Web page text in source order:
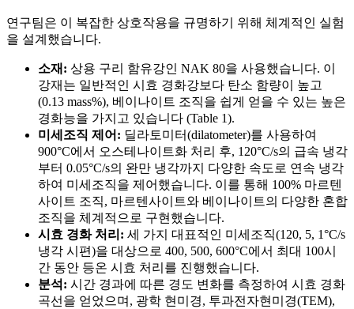
연구팀은 이 복잡한 상호작용을 규명하기 위해 체계적인 실험
을 설계했습니다.
소재: 상용 구리 함유강인 NAK 80을 사용했습니다. 이
강재는 일반적인 시효 경화강보다 탄소 함량이 높고
(0.13 mass%), 베이나이트 조직을 쉽게 얻을 수 있는 높은
경화능을 가지고 있습니다 (Table 1).
미세조직 제어: 딜라토미터(dilatometer)를 사용하여
900°C에서 오스테나이트화 처리 후, 120°C/s의 급속 냉각
부터 0.05°C/s의 완만 냉각까지 다양한 속도로 연속 냉각
하여 미세조직을 제어했습니다. 이를 통해 100% 마르텐
사이트 조직, 마르텐사이트와 베이나이트의 다양한 혼합
조직을 체계적으로 구현했습니다.
시효 경화 처리: 세 가지 대표적인 미세조직(120, 5, 1°C/s
냉각 시편)을 대상으로 400, 500, 600°C에서 최대 100시
간 동안 등온 시효 처리를 진행했습니다.
분석: 시간 경과에 따른 경도 변화를 측정하여 시효 경화
곡선을 얻었으며, 광학 현미경, 투과전자현미경(TEM),